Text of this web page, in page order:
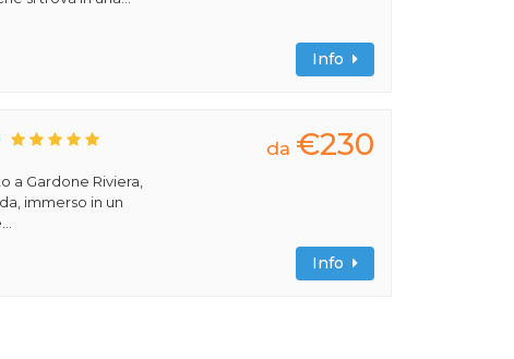
Info
a Gardone Riviera,
immerso in un
da €230
Info